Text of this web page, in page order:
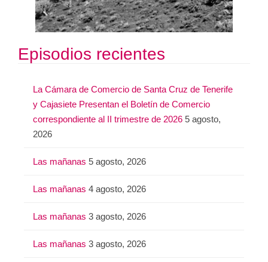
Episodios recientes
La Cámara de Comercio de Santa Cruz de Tenerife
y Cajasiete Presentan el Boletín de Comercio
correspondiente al II trimestre de 2026 5 agosto,
2026
Las mañanas 5 agosto, 2026
Las mañanas 4 agosto, 2026
Las mañanas 3 agosto, 2026
Las mañanas 3 agosto, 2026